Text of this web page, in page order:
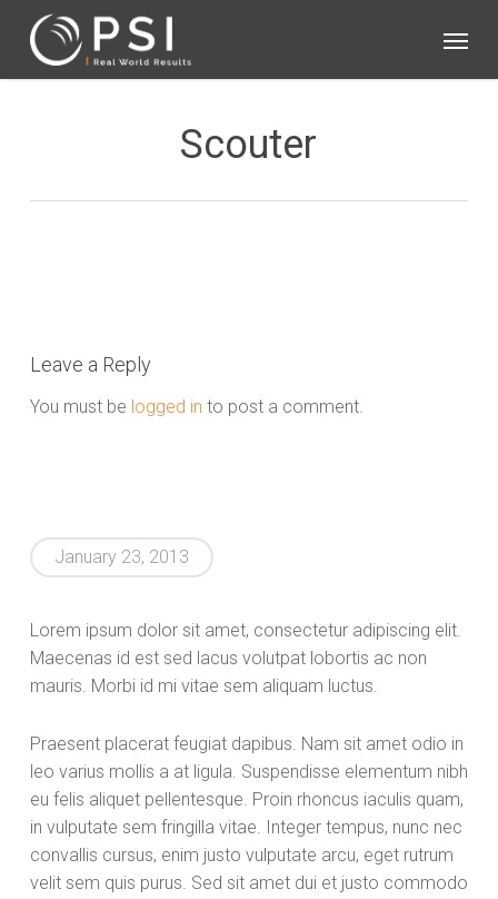
Scouter
Leave a Reply
You must be logged in to post a comment.
January 23, 2013
Lorem ipsum dolor sit amet, consectetur adipiscing elit.
Maecenas id est sed lacus volutpat lobortis ac non
mauris. Morbi id mi vitae sem aliquam luctus.
Praesent placerat feugiat dapibus. Nam sit amet odio in
leo varius mollis a at ligula. Suspendisse elementum nibh
eu felis aliquet pellentesque. Proin rhoncus iaculis quam,
in vulputate sem fringilla vitae. Integer tempus, nunc nec
convallis cursus, enim justo vulputate arcu, eget rutrum
velit sem quis purus. Sed sit amet dui et justo commodo